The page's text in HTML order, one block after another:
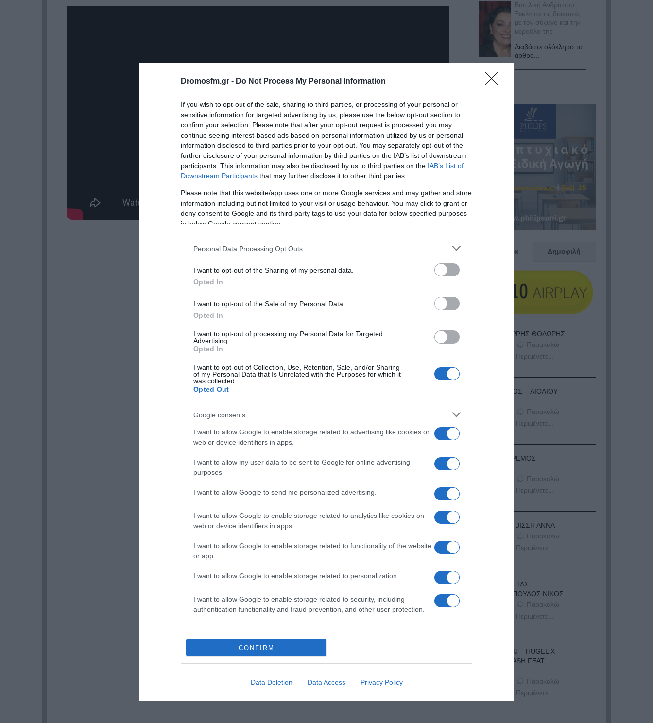
Dromosfm.gr - Do Not Process My Personal Information
If you wish to opt-out of the sale, sharing to third parties, or processing of your personal or
sensitive information for targeted advertising by us, please use the below opt-out section to
confirm your selection. Please note that after your opt-out request is processed you may
continue seeing interest-based ads based on personal information utilized by us or personal
information disclosed to third parties prior to your opt-out. You may separately opt-out of the
further disclosure of your personal information by third parties on the IAB’s list of downstream
participants. This information may also be disclosed by us to third parties on the IAB’s List of
Downstream Participants that may further disclose it to other third parties.
Please note that this website/app uses one or more Google services and may gather and store
information including but not limited to your visit or usage behaviour. You may click to grant or
deny consent to Google and its third-party tags to use your data for below specified purposes
in below Google consent section.
Personal Data Processing Opt Outs
I want to opt-out of the Sharing of my personal data.
Opted In
I want to opt-out of the Sale of my Personal Data.
Opted In
I want to opt-out of processing my Personal Data for Targeted
Advertising.
Opted In
I want to opt-out of Collection, Use, Retention, Sale, and/or Sharing
of my Personal Data that Is Unrelated with the Purposes for which it
was collected.
Opted Out
Google consents
I want to allow Google to enable storage related to advertising like cookies on
web or device identifiers in apps.
I want to allow my user data to be sent to Google for online advertising
purposes.
I want to allow Google to send me personalized advertising.
I want to allow Google to enable storage related to analytics like cookies on
web or device identifiers in apps.
I want to allow Google to enable storage related to functionality of the website
or app.
I want to allow Google to enable storage related to personalization.
I want to allow Google to enable storage related to security, including
authentication functionality and fraud prevention, and other user protection.
CONFIRM
Data Deletion Data Access Privacy Policy
Βασιλική Ανδρίτσου:
Ξεκίνησε τις διακοπές
με τον σύζυγο και την
κορούλα της
Διαβάστε ολόκληρο το
άρθρο...
Πρόσφατα Δημοφιλή
ΕΙΠΕΣ – ΦΕΡΡΗΣ ΘΟΔΩΡΗΣ
Παρακαλώ
Περιμένετε...
ΛΟΓΑΡΙΑΣΜΟΣ - ΛΙΟΛΙΟΥ
Παρακαλώ
Περιμένετε...
ΔΕΥΤΕΡΑ – ΡΕΜΟΣ
Παρακαλώ
Περιμένετε...
ΕΞΑΙΡΕΣΗ – ΒΙΣΣΗ ΑΝΝΑ
Παρακαλώ
Περιμένετε...
ΟΠΟΥ ΚΙ ΑΝ ΠΑΣ –
ΟΙΚΟΝΟΜΟΠΟΥΛΟΣ ΝΙΚΟΣ
Παρακαλώ
Περιμένετε...
I ADORE YOU – HUGEL X
TOPIC X ARASH FEAT.
Παρακαλώ
Περιμένετε...